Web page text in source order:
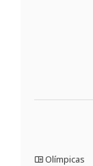
Olímpicas